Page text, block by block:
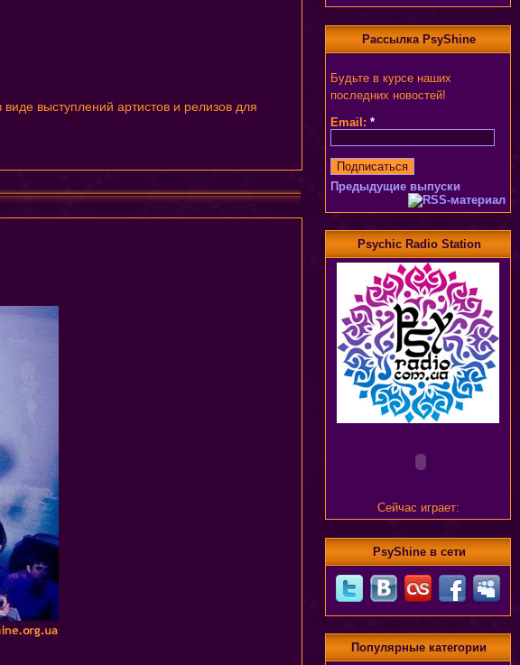
выступлений артистов и релизов для
Рассылка PsyShine
Будьте в курсе наших
последних новостей!
Email: *
Предыдущие выпуски
Psychic Radio Station
Сейчас играет:
PsyShine в сети
Популярные категории